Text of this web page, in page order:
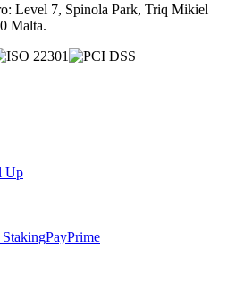
Level 7, Spinola Park, Triq Mikiel
Malta.
Up
PayPrime